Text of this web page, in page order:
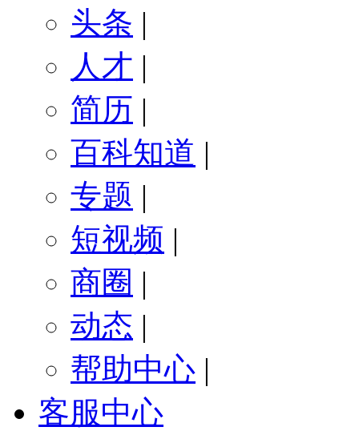
头条 |
人才 |
简历 |
百科知道 |
专题 |
短视频 |
商圈 |
动态 |
帮助中心 |
客服中心